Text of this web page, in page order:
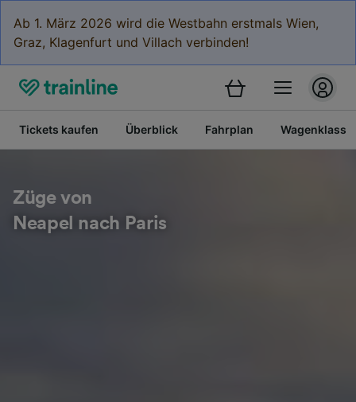
Ab 1. März 2026 wird die Westbahn erstmals Wien,
Graz, Klagenfurt und Villach verbinden!
Tickets kaufen Überblick Fahrplan
Züge von
Neapel nach Paris